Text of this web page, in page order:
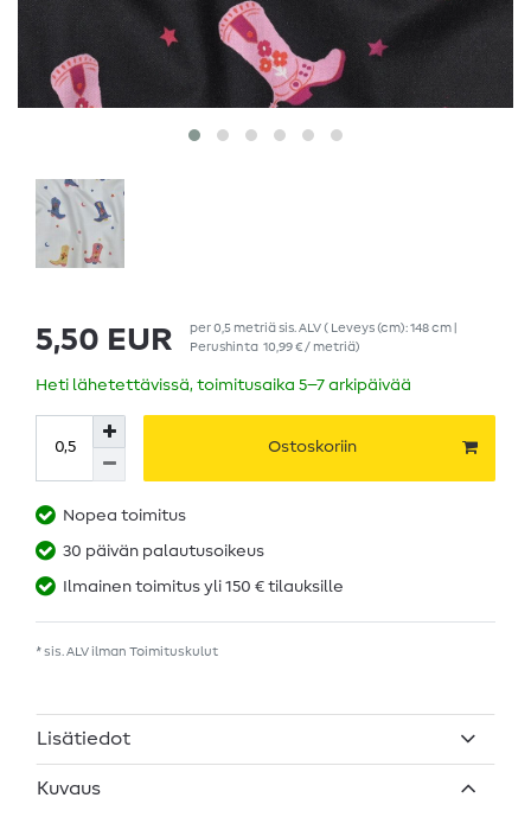
5,50 EUR per0,5 metriäsis. ALV( Leveys (cm): 148 cm |
Perushinta 10,99 € / metriä)
Heti lähetettävissä, toimitusaika 5–7 arkipäivää
Ostoskoriin
Nopea toimitus
30 päivän palautusoikeus
Ilmainen toimitus yli 150 € tilauksille
* sis. ALV ilman Toimituskulut
Lisätiedot
Kuvaus